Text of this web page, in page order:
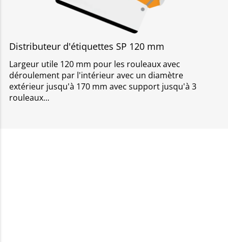
Distributeur d'étiquettes SP 120 mm
Largeur utile 120 mm pour les rouleaux avec
déroulement par l'intérieur avec un diamètre
extérieur jusqu'à 170 mm avec support jusqu'à 3
rouleaux